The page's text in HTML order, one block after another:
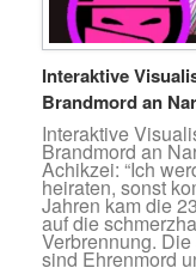
Interaktive
Brandmord an
Interaktive
Brandmord an
Achikzei: “Ich
heiraten, sonst
Jahren kam die
auf die
Verbrennung.
sind Ehrenmord